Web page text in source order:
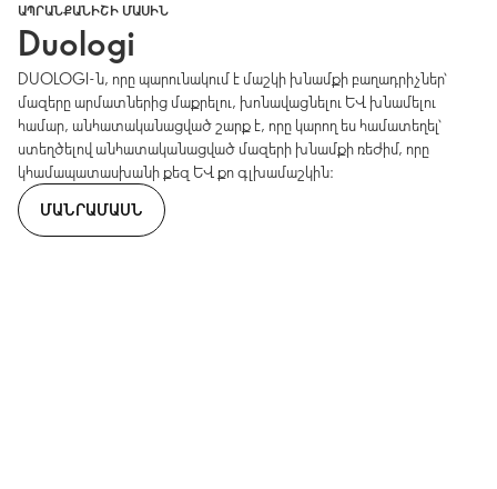
ԱՊՐԱՆՔԱՆԻՇԻ ՄԱՍԻՆ
Duologi
DUOLOGI-ն, որը պարունակում է մաշկի խնամքի բաղադրիչներ՝
մազերը արմատներից մաքրելու, խոնավացնելու և խնամելու
համար, անհատականացված շարք է, որը կարող ես համատեղել՝
ստեղծելով անհատականացված մազերի խնամքի ռեժիմ, որը
կհամապատասխանի քեզ և քո գլխամաշկին։
ՄԱՆՐԱՄԱՍՆ